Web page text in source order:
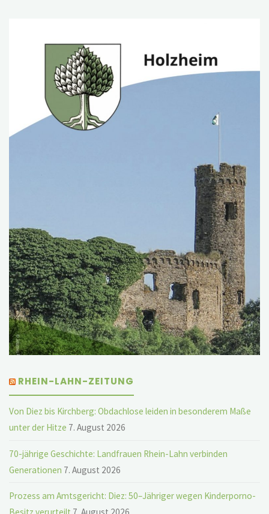
RHEIN-LAHN-ZEITUNG
Von Diez bis Kirchberg: Obdachlose leiden in besonderem Maße
unter der Hitze 7. August 2026
70-jährige Geschichte: Landfrauen Rhein-Lahn verbinden
Generationen 7. August 2026
Prozess am Amtsgericht: Diez: 50–Jähriger wegen Kinderporno-